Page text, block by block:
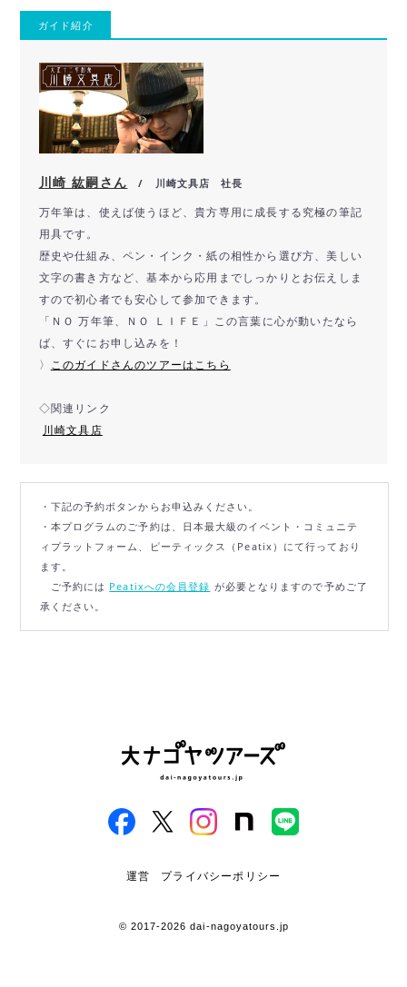
ガイド紹介
川崎 紘嗣さん / 川崎文具店 社長
万年筆は、使えば使うほど、貴方専用に成長する究極の筆記
用具です。
歴史や仕組み、ペン・インク・紙の相性から選び方、美しい
文字の書き方など、基本から応用までしっかりとお伝えしま
すので初心者でも安心して参加できます。
「ＮＯ 万年筆、ＮＯ ＬＩＦＥ」この言葉に心が動いたなら
ば、すぐにお申し込みを！
〉 このガイドさんのツアーはこちら
◇関連リンク
川崎文具店
・下記の予約ボタンからお申込みください。
・本プログラムのご予約は、日本最大級のイベント・コミュニテ
ィプラットフォーム、ピーティックス（Peatix）にて行っており
ます。
ご予約には Peatixへの会員登録 が必要となりますので予めご了
承ください。
運営 プライバシーポリシー
© 2017-2026 dai-nagoyatours.jp